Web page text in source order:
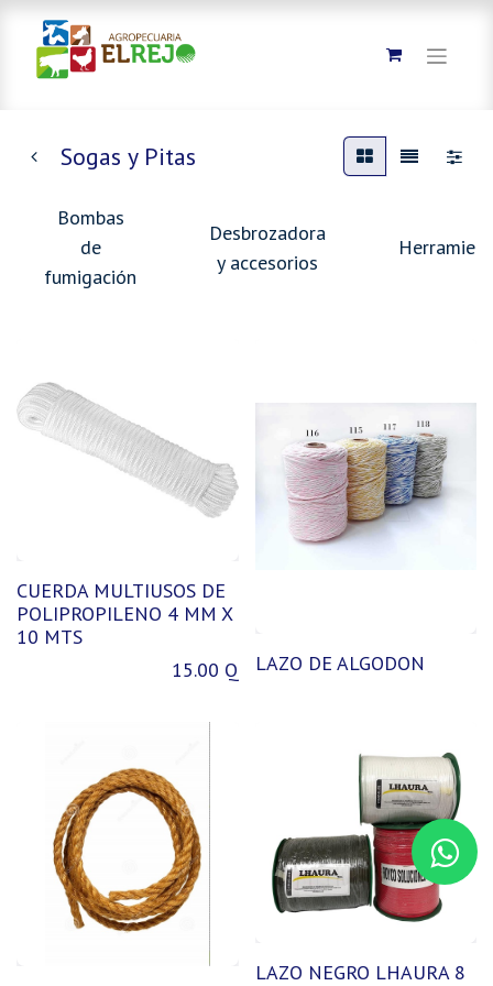
Sogas y Pitas
Bombas
de
fumigación
Desbrozadora
y accesorios
CUERDA MULTIUSOS DE
POLIPROPILENO 4 MM X
10 MTS
15.00 Q LAZO DE ALGODON
LAZO NEGRO LHAURA 8